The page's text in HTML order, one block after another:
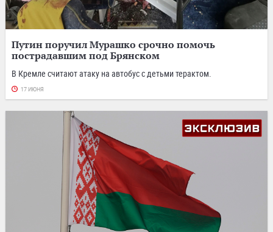
Путин поручил Мурашко срочно помочь
пострадавшим под Брянском
В Кремле считают атаку на автобус с детьми терактом.
17 ИЮНЯ